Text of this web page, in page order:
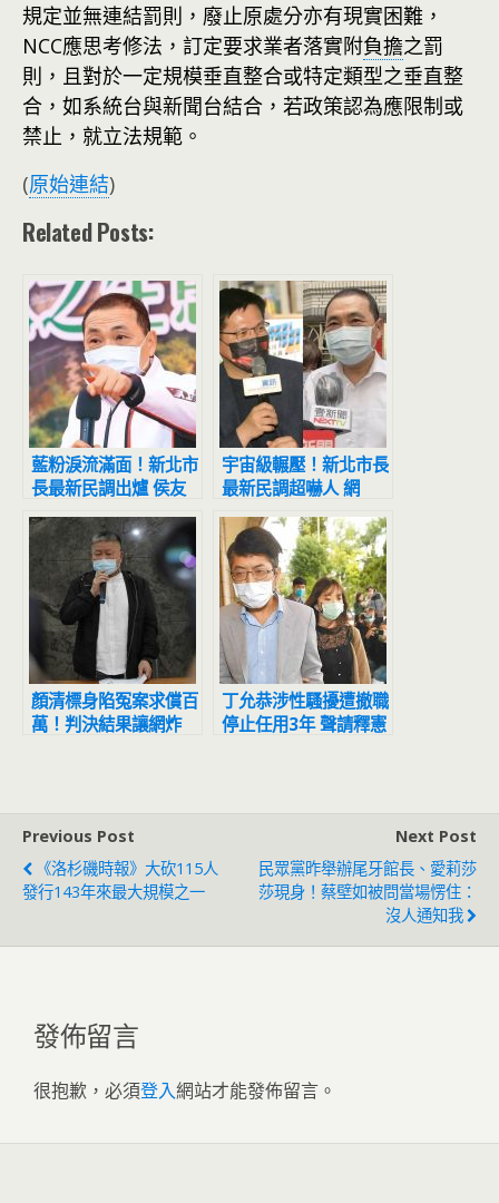
規定並無連結罰則，廢止原處分亦有現實困難，
NCC應思考修法，訂定要求業者落實附負擔之罰
則，且對於一定規模垂直整合或特定類型之垂直整
合，如系統台與新聞台結合，若政策認為應限制或
禁止，就立法規範。
(原始連結)
Related Posts:
藍粉淚流滿面！新北市
長最新民調出爐 侯友
宜超震撼
宇宙級輾壓！新北市長
最新民調超嚇人 網
驚：滅亡計畫開始
顏清標身陷冤案求償百
萬！判決結果讓網炸
丁允恭涉性騷擾遭撤職
停止任用3年 聲請釋憲
Previous Post
《洛杉磯時報》大砍115人
發行143年來最大規模之一
Next Post
民眾黨昨舉辦尾牙館長、愛莉莎
莎現身！蔡壁如被問當場愣住：
沒人通知我
發佈留言
很抱歉，必須登入網站才能發佈留言。